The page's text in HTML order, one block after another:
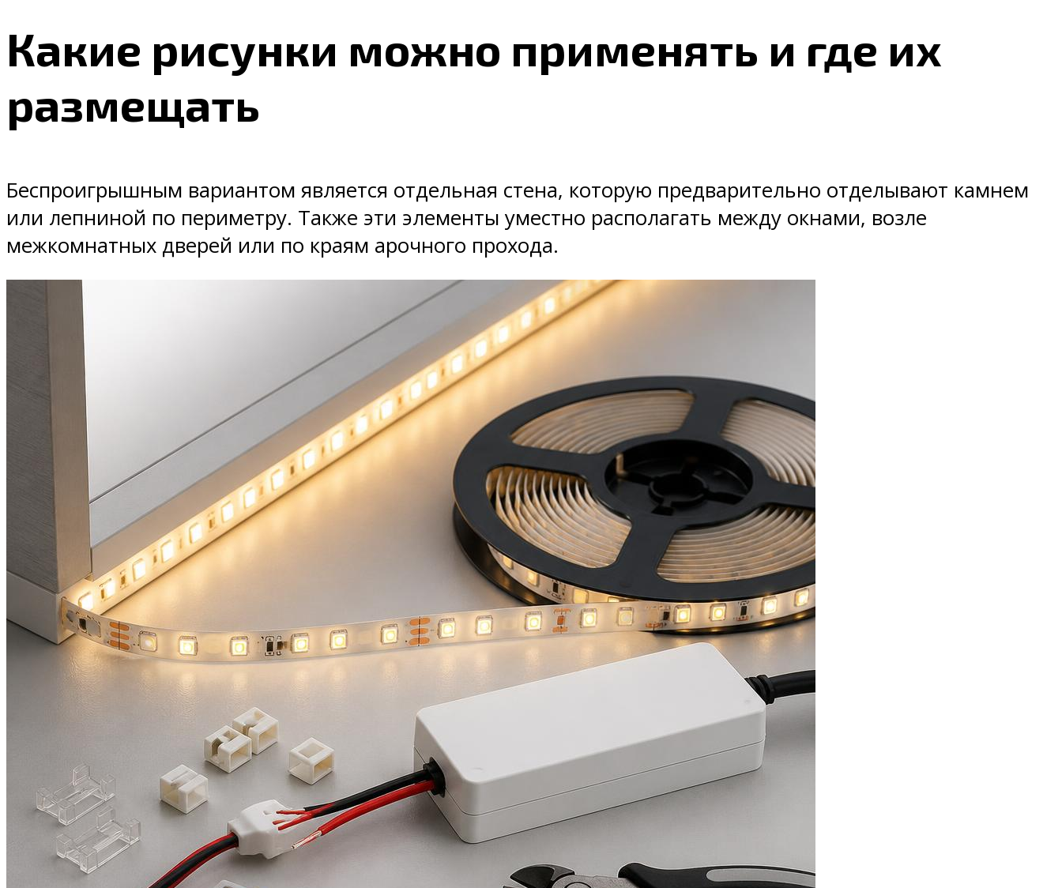
Какие рисунки можно применять и где их
размещать
Беспроигрышным вариантом является отдельная стена, которую предварительно отделывают камнем
или лепниной по периметру. Также эти элементы уместно располагать между окнами, возле
межкомнатных дверей или по краям арочного прохода.